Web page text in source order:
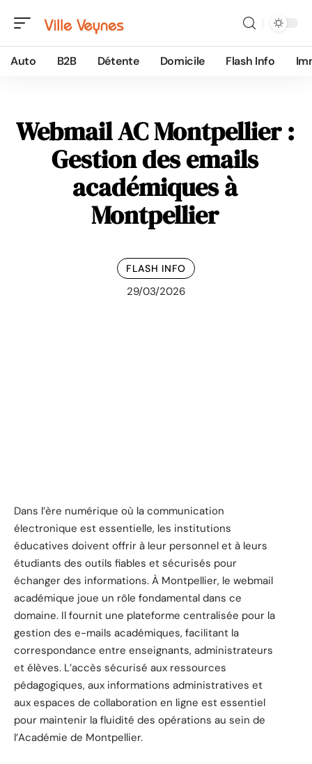
Auto B2B Détente Domicile Flash Info
Webmail AC Montpellier :
Gestion des emails
académiques à
Montpellier
FLASH INFO
29/03/2026
Dans l’ère numérique où la communication
électronique est essentielle, les institutions
éducatives doivent offrir à leur personnel et à leurs
étudiants des outils fiables et sécurisés pour
échanger des informations. À Montpellier, le webmail
académique joue un rôle fondamental dans ce
domaine. Il fournit une plateforme centralisée pour la
gestion des e-mails académiques, facilitant la
correspondance entre enseignants, administrateurs
et élèves. L’accès sécurisé aux ressources
pédagogiques, aux informations administratives et
aux espaces de collaboration en ligne est essentiel
pour maintenir la fluidité des opérations au sein de
l’Académie de Montpellier.